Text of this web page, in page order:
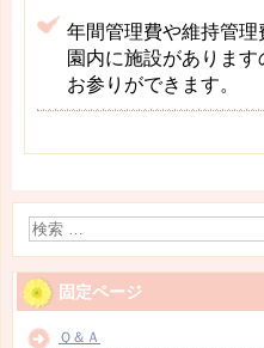
年間管理費や維持管
園内に施設がありま
お参りができます。
固定ページ
Ｑ＆Ａ